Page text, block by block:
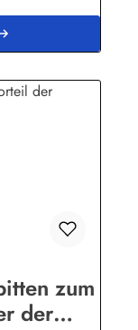
Bini Inh. Eda
zum
der